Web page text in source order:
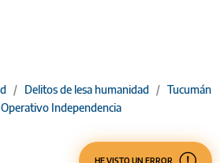
/ Delitos de lesa humanidad / Tucumán
Operativo Independencia
HE VISTO UN ERROR